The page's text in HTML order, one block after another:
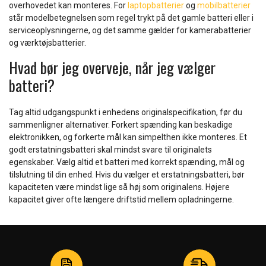
overhovedet kan monteres. For laptopbatterierog mobilbatterier
står modelbetegnelsen som regel trykt på det gamle batteri eller i
serviceoplysningerne, og det samme gælder for kamerabatterier
og værktøjsbatterier.
Hvad bør jeg overveje, når jeg vælger
batteri?
Tag altid udgangspunkt i enhedens originalspecifikation, før du
sammenligner alternativer. Forkert spænding kan beskadige
elektronikken, og forkerte mål kan simpelthen ikke monteres. Et
godt erstatningsbatteri skal mindst svare til originalets
egenskaber. Vælg altid et batteri med korrekt spænding, mål og
tilslutning til din enhed. Hvis du vælger et erstatningsbatteri, bør
kapaciteten være mindst lige så høj som originalens. Højere
kapacitet giver ofte længere driftstid mellem opladningerne.